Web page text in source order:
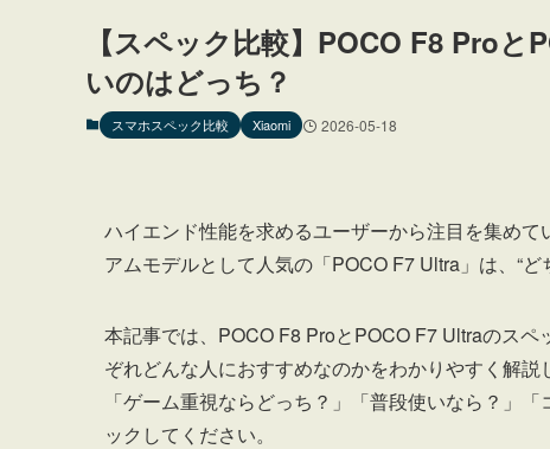
【スペック比較】POCO F8 Pro
いのはどっち？
スマホスペック比較 Xiaomi 2026-05-18
ハイエンド性能を求めるユーザーから注目を集め
アムモデルとして人気の「POCO F7 Ultra」は、“ど
本記事では、POCO F8 ProとPOCO F7 Ultraのス
ぞれどんな人におすすめなのかをわかりやすく解説
「ゲーム重視ならどっち？」「普段使いなら？」
ックしてください。